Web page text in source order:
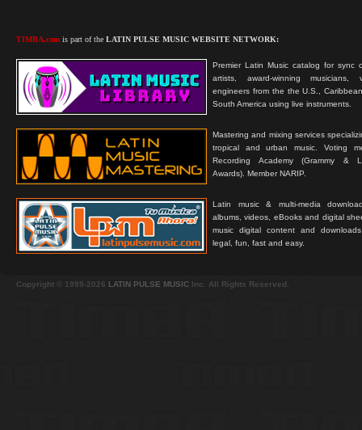
TIMBA.com is part of the LATIN PULSE MUSIC WEBSITE NETWORK:
Premier Latin Music catalog for sync
artists, award-winning musicians,
engineers from the the U.S.,
South America using live instruments.
Mastering and mixing services
tropical and urban music. Voting
Recording Academy (Grammy &
Awards). Member NARIP.
Latin music & multi-media
albums, videos, eBooks and digital
music digital content and
legal, fun, fast and easy.
Copyright © 1999-2026 LATIN PULSE MUSIC Inc. All Rights Reserved.